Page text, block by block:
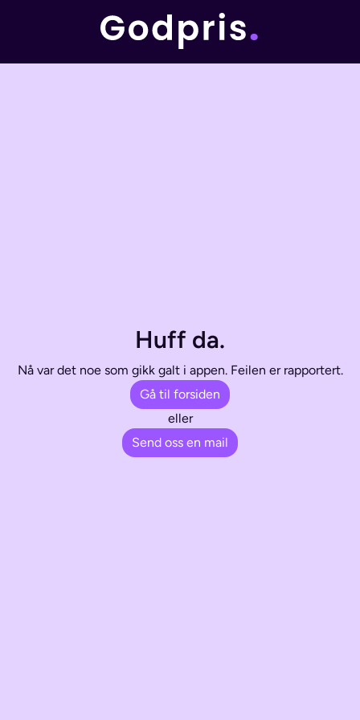
Huff da.
Nå var det noe som gikk galt i appen. Feilen er rapportert.
Gå til forsiden
eller
Send oss en mail